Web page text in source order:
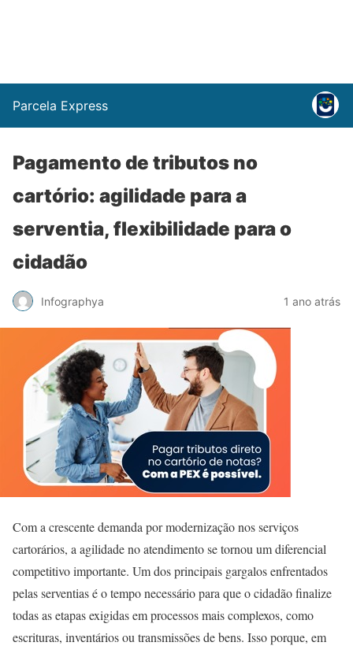
Parcela Express
Pagamento de tributos no
cartório: agilidade para a
serventia, flexibilidade para o
cidadão
Infographya 1 ano atrás
Com a crescente demanda por modernização nos serviços
cartorários, a agilidade no atendimento se tornou um diferencial
competitivo importante. Um dos principais gargalos enfrentados
pelas serventias é o tempo necessário para que o cidadão finalize
todas as etapas exigidas em processos mais complexos, como
escrituras, inventários ou transmissões de bens. Isso porque, em